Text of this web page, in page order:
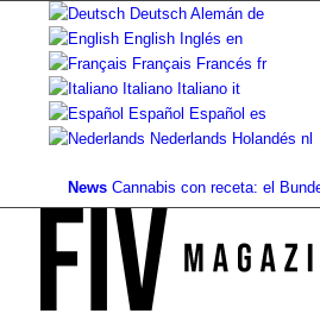
Deutsch Alemán de
English Inglés en
Français Francés fr
Italiano Italiano it
Español Español es
Nederlands Holandés nl
Cannabis con receta: el